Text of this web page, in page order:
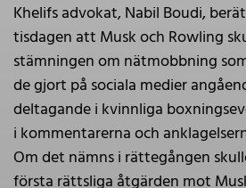
Khelifs advokat, Nabil Boudi,
tisdagen att Musk och Rowling
stämningen om nätmobbning
de gjort på sociala medier
deltagande i kvinnliga
i kommentarerna och
Om det nämns i rättegången
första rättsliga åtgärden mot